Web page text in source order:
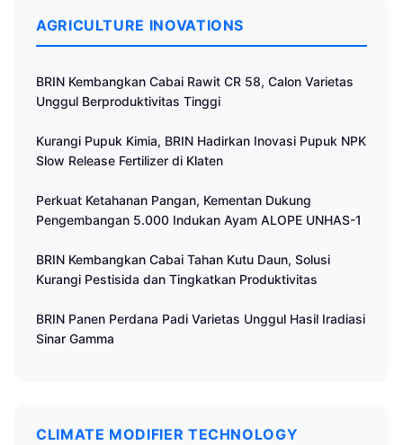
AGRICULTURE INOVATIONS
BRIN Kembangkan Cabai Rawit CR 58, Calon Varietas
Unggul Berproduktivitas Tinggi
Kurangi Pupuk Kimia, BRIN Hadirkan Inovasi Pupuk NPK
Slow Release Fertilizer di Klaten
Perkuat Ketahanan Pangan, Kementan Dukung
Pengembangan 5.000 Indukan Ayam ALOPE UNHAS-1
BRIN Kembangkan Cabai Tahan Kutu Daun, Solusi
Kurangi Pestisida dan Tingkatkan Produktivitas
BRIN Panen Perdana Padi Varietas Unggul Hasil Iradiasi
Sinar Gamma
CLIMATE MODIFIER TECHNOLOGY